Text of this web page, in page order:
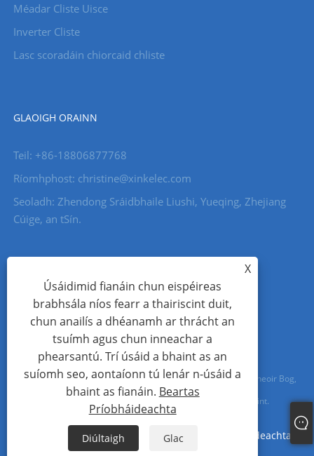
Méadar Cliste Uisce
Inverter Cliste
Lasc scoradáin chiorcaid chliste
GLAOIGH ORAINN
Teil: +86-18806877768
Ríomhphost: christine@xinkelec.com
Seoladh: Zhendong Sráidbhaile Liushi, Yueqing, Zhejiang
Cúige, an tSín.
Cóipcheart © 2023 Wenzhou Xinkong Imp&exp Co.,Ltd. - Tosaitheoir Bog,
Méadar Uisce, Méadar Uisce Ultrasonach - Gach ceart ar cosaint.
Sitemap RSS Beartas Príobháideachta
X
Úsáidimid fianáin chun eispéireas
brabhsála níos fearr a thairiscint duit,
chun anailís a dhéanamh ar thrácht an
tsuímh agus chun inneachar a
phearsantú. Trí úsáid a bhaint as an
suíomh seo, aontaíonn tú lenár n-úsáid a
bhaint as fianáin. Beartas
Príobháideachta
Diúltaigh Glac